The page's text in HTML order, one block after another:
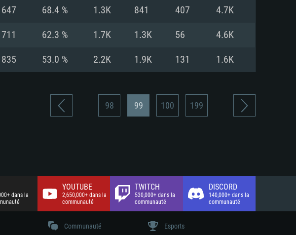
dur: 75.9 Go (client complet)
dur: 62,2 Go (client complet)
dur: 60,2 Go (client complet)
647 68.4 % 1.3K 841 407 4.7K
711 62.3 % 1.7K 1.3K 56 4.6K
835 53.0 % 2.2K 1.9K 131 1.6K
98 99 100 199
dans la
YOUTUBE
2,650,000+ dans la
communauté
TWITCH
530,000+ dans la
communauté
DISCORD
140,000+ dans la
communauté
Communauté
Esports